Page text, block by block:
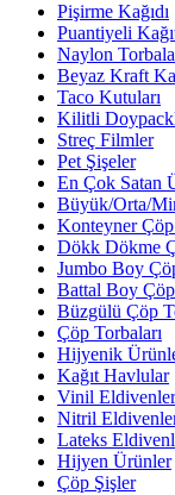
Pişirme Kağıdı
Puantiyeli
Naylon
Beyaz Kraft
Taco Kutuları
Kilitli
Streç Filmler
Pet Şişeler
En Çok Satan
Büyük/Orta/
Konteyner Çöp
Dökk Dökme
Jumbo Boy
Battal Boy Çöp
Büzgülü Çöp
Çöp Torbaları
Hijyenik
Kağıt Havlular
Vinil Eldivenler
Nitril
Lateks
Hijyen Ürünler
Çöp Şişler